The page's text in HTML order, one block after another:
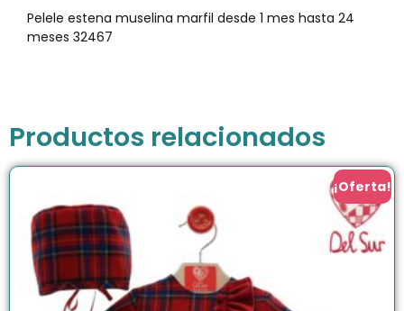
Pelele estena muselina marfil desde 1 mes hasta 24
meses 32467
Productos relacionados
¡Oferta!